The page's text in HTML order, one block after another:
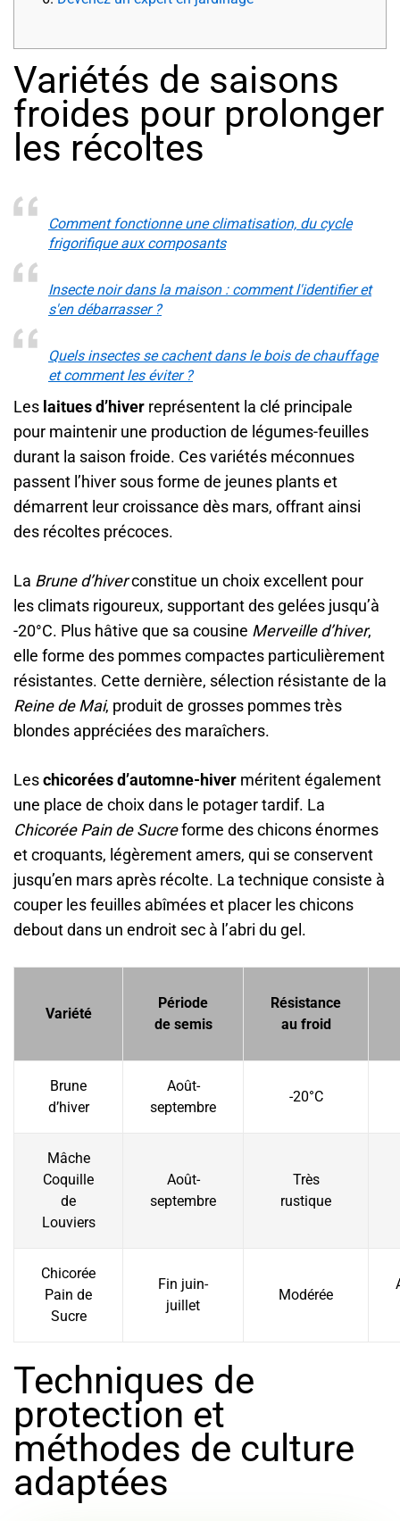
Variétés de saisons
froides pour prolonger
les récoltes
Comment fonctionne une climatisation, du cycle
frigorifique aux composants
Insecte noir dans la maison : comment l'identifier et
s'en débarrasser ?
Quels insectes se cachent dans le bois de chauffage
et comment les éviter ?
Les laitues d’hiver représentent la clé principale
pour maintenir une production de légumes-feuilles
durant la saison froide. Ces variétés méconnues
passent l’hiver sous forme de jeunes plants et
démarrent leur croissance dès mars, offrant ainsi
des récoltes précoces.
La Brune d’hiverconstitue un choix excellent pour
les climats rigoureux, supportant des gelées jusqu’à
-20°C. Plus hâtive que sa cousine Merveille d’hiver,
elle forme des pommes compactes particulièrement
résistantes. Cette dernière, sélection résistante de la
Reine de Mai, produit de grosses pommes très
blondes appréciées des maraîchers.
Leschicorées d’automne-hiver méritent également
une place de choix dans le potager tardif. La
Chicorée Pain de Sucreforme des chicons énormes
et croquants, légèrement amers, qui se conservent
jusqu’en mars après récolte. La technique consiste à
couper les feuilles abîmées et placer les chicons
debout dans un endroit sec à l’abri du gel.
Variété
Période
de semis
Résistance
au froid
Brune
d’hiver
Août-
septembre
-20°C
Mâche
Coquille
de
Louviers
Août-
septembre
Très
rustique
Chicorée
Pain de
Sucre
Fin juin-
juillet
Modérée
Techniques de
protection et
méthodes de culture
adaptées